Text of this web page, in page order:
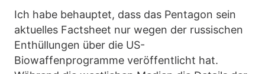
Ich habe behauptet, dass das Pentagon sein
aktuelles Factsheet nur wegen der russischen
Enthüllungen über die US-
Biowaffenprogramme veröffentlicht hat.